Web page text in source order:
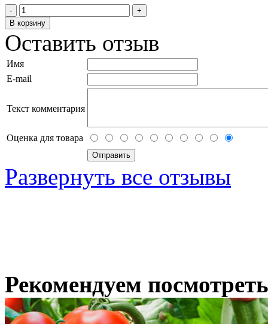
Оставить отзыв
Имя
E-mail
Текст комментария
Оценка для товара
Развернуть все отзывы
Рекомендуем посмотреть